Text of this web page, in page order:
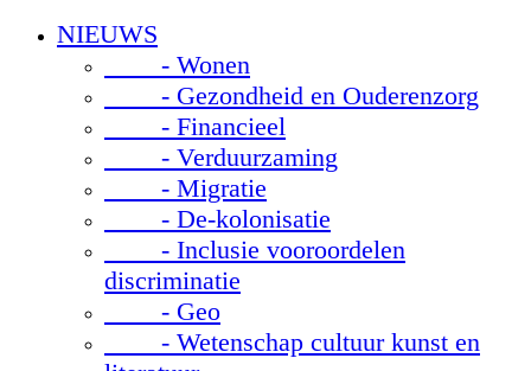
NIEUWS
- Wonen
- Gezondheid en Ouderenzorg
- Financieel
- Verduurzaming
- Migratie
- De-kolonisatie
- Inclusie vooroordelen
discriminatie
- Geo
- Wetenschap cultuur kunst en